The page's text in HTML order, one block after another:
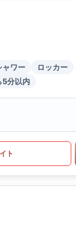
ャワー
ロッカー
5分以内
ト